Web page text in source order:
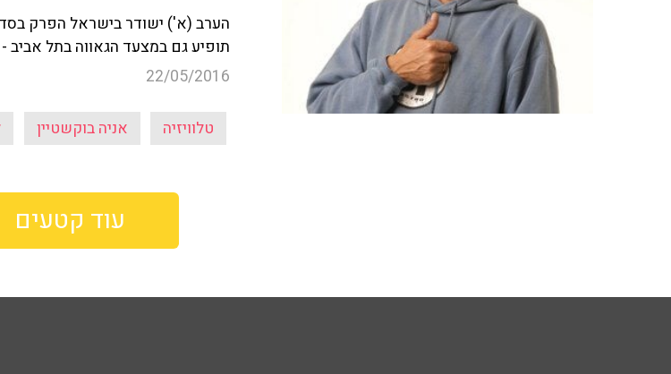
הערב (א') ישודר בישראל הפרק
תופיע גם במצעד הגאווה בתל אביב
22/05/2016
טלוויזיה אניה בוקשטיין
עוד קטעים